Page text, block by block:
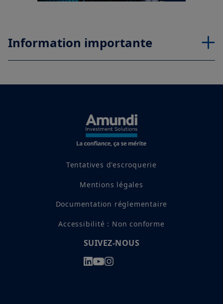
Information importante
Tentatives d'escroquerie
Mentions légales
Documentation réglementaire
Accessibilité : Non conforme
SUIVEZ-NOUS